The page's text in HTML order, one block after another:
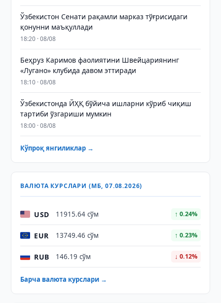
Ўзбекистон Сенати рақамли марказ тўғрисидаги
қонунни маъқуллади
18:20 · 08/08
Беҳруз Каримов фаолиятини Швейцариянинг
«Лугано» клубида давом эттиради
18:10 · 08/08
Ўзбекистонда ЙҲҚ бўйича ишларни кўриб чиқиш
тартиби ўзгариши мумкин
18:00 · 08/08
Кўпроқ янгиликлар →
ВАЛЮТА КУРСЛАРИ (МБ, 07.08.2026)
USD 11915.64 сўм ↑ 0.24%
EUR 13749.46 сўм ↑ 0.23%
RUB 146.19 сўм ↓ 0.12%
Барча валюта курслари →